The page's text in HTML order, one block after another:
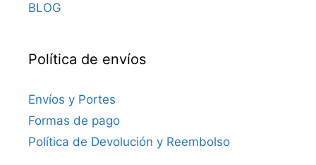
BLOG
Política de envíos
Envíos y Portes
Formas de pago
Política de Devolución y Reembolso